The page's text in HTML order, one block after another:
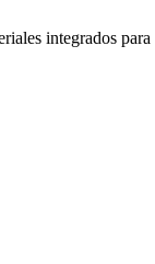
integrados